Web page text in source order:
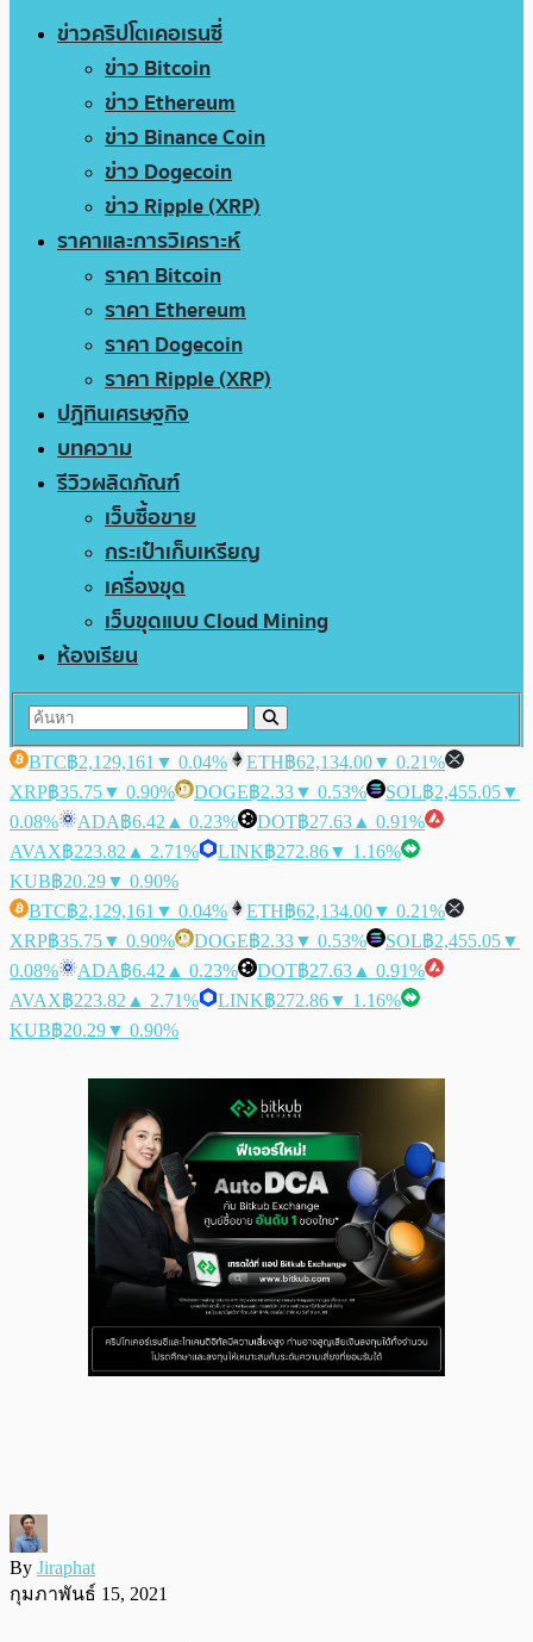
ข่าวคริปโตเคอเรนซี่
ข่าว Bitcoin
ข่าว Ethereum
ข่าว Binance Coin
ข่าว Dogecoin
ข่าว Ripple (XRP)
ราคาและการวิเคราะห์
ราคา Bitcoin
ราคา Ethereum
ราคา Dogecoin
ราคา Ripple (XRP)
ปฏิทินเศรษฐกิจ
บทความ
รีวิวผลิตภัณฑ์
เว็บซื้อขาย
กระเป๋าเก็บเหรียญ
เครื่องขุด
เว็บขุดแบบ Cloud Mining
ห้องเรียน
BTC฿2,129,161 ▼ 0.04% ETH฿62,134.00▼ 0.21%
XRP฿35.75▼ 0.90% DOGE฿2.33▼ 0.53% SOL฿2,455.05▼
0.08%
ADA฿6.42 ▲ 0.23% DOT฿27.63 ▲ 0.91%
AVAX฿223.82 ▲ 2.71% LINK฿272.86▼ 1.16%
KUB฿20.29▼ 0.90%
BTC฿2,129,161 ▼ 0.04% ETH฿62,134.00▼ 0.21%
XRP฿35.75▼ 0.90% DOGE฿2.33▼ 0.53% SOL฿2,455.05▼
0.08%
ADA฿6.42 ▲ 0.23% DOT฿27.63 ▲ 0.91%
AVAX฿223.82 ▲ 2.71% LINK฿272.86▼ 1.16%
KUB฿20.29▼ 0.90%
By Jiraphat
กุมภาพันธ์ 15, 2021